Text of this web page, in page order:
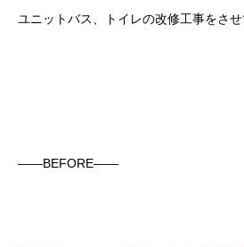
ユニットバス、トイレの改修工事をさせ
——BEFORE——